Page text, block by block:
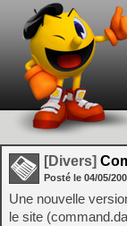
[Divers]
Posté le 04/05/
Une nouvelle
le site